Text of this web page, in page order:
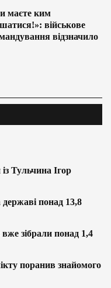
маєте ким
військове
відзначило
Тульчина Ігор
понад 13,8
зібрали понад 1,4
поранив знайомого